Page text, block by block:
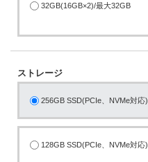
32GB(16GB×2)/最大32GB
ストレージ
256GB SSD(PCIe、NVMe対応)
128GB SSD(PCIe、NVMe対応)